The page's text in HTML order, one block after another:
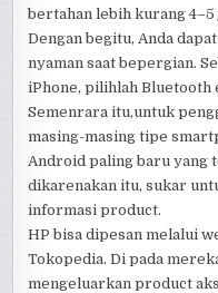
bertahan lebih kurang
Dengan begitu, Anda
nyaman saat bepergian.
iPhone, pilihlah Bluetooth
Semenrara itu,untuk
masing-masing tipe
Android paling baru yang
dikarenakan itu, sukar
informasi product.
HP bisa dipesan melalui
Tokopedia. Di pada
mengeluarkan product